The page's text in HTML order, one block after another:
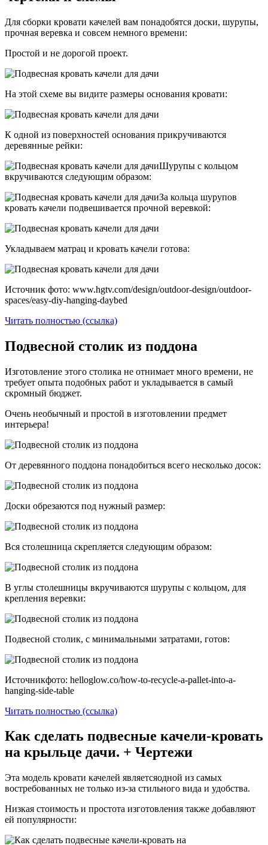
Для сборки кровати качелей вам понадобятся доски, шурупы,
прочная веревка и совсем немного времени:
Простой и не дорогой проект.
На этой схеме вы видите размеры основания кровати:
К одной из поверхностей основания прикручиваются
деревянные рейки:
Шурупы с кольцом
вкручиваются следующим образом:
За кольца шурупов
кровать качели подвешивается прочной веревкой:
Укладываем матрац и кровать качели готова:
Источник фото: www.hgtv.com/design/outdoor-design/outdoor-
spaces/easy-diy-hanging-daybed
Читать полностью (ссылка)
Подвесной столик из поддона
Изготовление этого столика не отнимает много времени, не
требует опыта подобных работ и укладывается в самый
скромный бюджет.
Очень необычный и простой в изготовлении предмет
интерьера!
От деревянного поддона понадобиться всего несколько досок:
Доски обрезаются под нужный размер:
Вся столешница скрепляется следующим образом:
В углы столешницы вкручиваются шурупы с кольцом, для
крепления веревки:
Подвесной столик, с минимальными затратами, готов:
Источникфото: helloglow.co/how-to-recycle-a-pallet-into-a-
hanging-side-table
Читать полностью (ссылка)
Как сделать подвесные качели-кровать
на крыльце дачи. + Чертежи
Эта модель кровати качелей являетсяодной из самых
востребованных не только из-за стильного вида и удобства.
Низкая стоимость и простота изготовления также добавляют
ей популярности: